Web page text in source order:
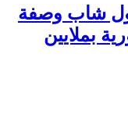
شاب وصفة
بملايين